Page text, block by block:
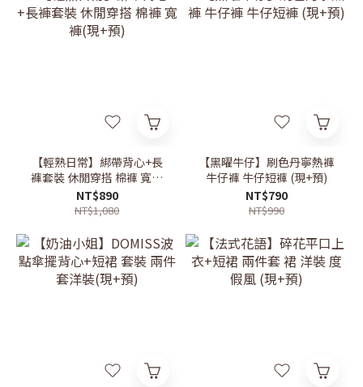
【輕熟日常】綁帶背心+長
褲套裝 休閒穿搭 棉褲 寬褲
(現+預)
NT$890
NT$1,080
【黑曜牛仔】刷色丹寧熱褲
牛仔褲 牛仔短褲 (現+預)
NT$790
NT$990